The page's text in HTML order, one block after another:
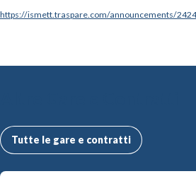
https://ismett.traspare.com/announcements/2424
Tutte le gare e contratti